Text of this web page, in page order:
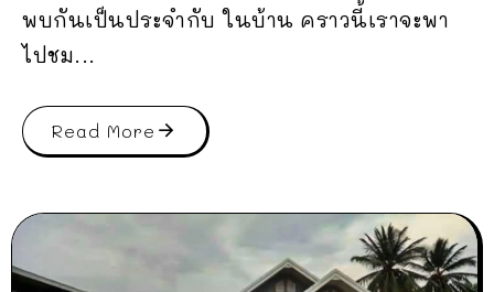
พบกันเป็นประจำกับ ในบ้าน คราวนี้เราจะพา
ไปชม...
Read More